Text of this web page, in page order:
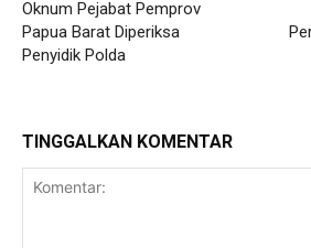
Oknum Pejabat Pemprov
Papua Barat Diperiksa
Penyidik Polda
TINGGALKAN KOMENTAR